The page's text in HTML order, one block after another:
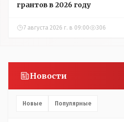
грантов в 2026 году
7 августа 2026 г. в 09:00 306
Новости
Новые Популярные